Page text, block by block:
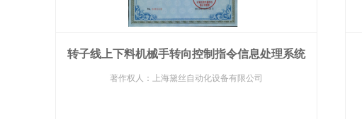
转子线上下料机械手转向控制指令信息处理系统
著作权人：上海黛丝自动化设备有限公司